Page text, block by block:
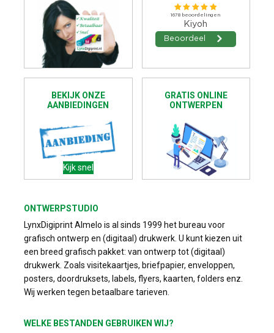
BEKIJK ONZE
AANBIEDINGEN
Kijk snel
GRATIS ONLINE
ONTWERPEN
ONTWERPSTUDIO
LynxDigiprint Almelo is al sinds 1999 het bureau voor
grafisch ontwerp en (digitaal) drukwerk. U kunt kiezen uit
een breed grafisch pakket: van ontwerp tot (digitaal)
drukwerk. Zoals visitekaartjes, briefpapier, enveloppen,
posters, doordruksets, labels, flyers, kaarten, folders enz.
Wij werken tegen betaalbare tarieven.
WELKE BESTANDEN GEBRUIKEN WIJ?